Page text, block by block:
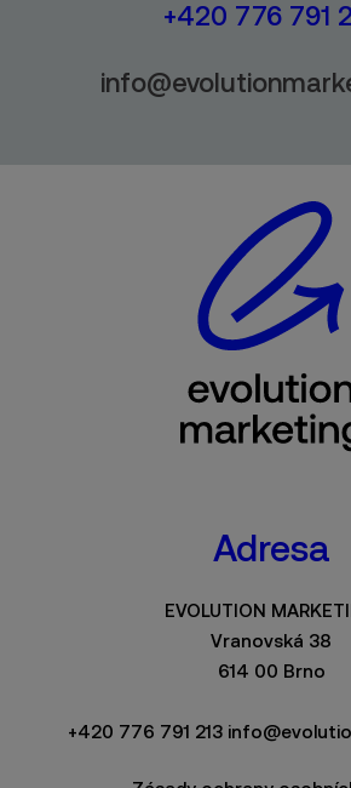
+420 776 791
Adresa
EVOLUTION
Vranovská 38
614 00 Brno
+420 776 791 213